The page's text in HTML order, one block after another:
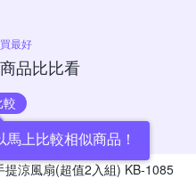
最好
品比比看
提涼風扇(超值2入組) KB-1085